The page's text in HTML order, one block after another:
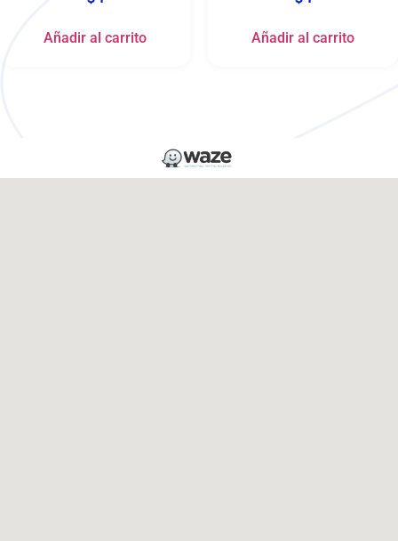
Añadir al carrito Añadir al carrito